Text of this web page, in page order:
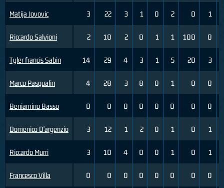
Matija Jovovic
Riccardo Salvioni
Tyler francis Sabin
Marco Pasqualin
Beniamino Basso
Domenico D'argenzio
Riccardo Murri
Francesco Villa
3 22 3 1 0 2 0 1
2 10 2 0 1 1 100 0
14 29 4 3 1 5 20 3
4 28 3 8 0 1 0 0
0 0 0 0 0 0 0 0
3 12 1 2 0 1 0 1
3 10 4 0 0 1 0 1
0 0 0 0 0 0 0 0